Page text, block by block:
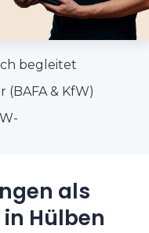
begleitet
& KfW)
als
Hülben